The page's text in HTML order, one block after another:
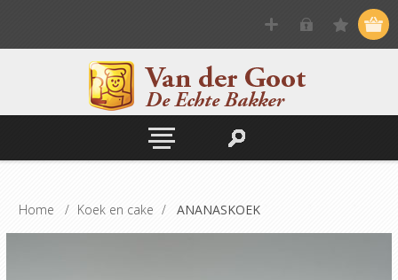
Home / Koek en cake / ANANASKOEK